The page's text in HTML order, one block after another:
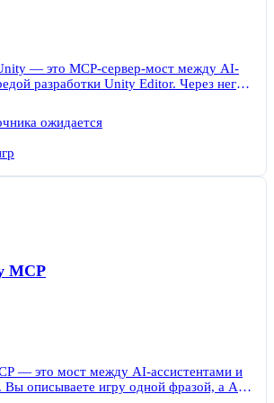
— это MCP-сервер-мост между AI-
разработки Unity Editor. Через него
напрямую взаимодействуют с вашим
времени. Исчезает необходимость
между окнами и повторять
— AI делает всё сам внутри вашего
чтобы AI создал сцену, сгенерировал
UI и логику игры. Всего в сервере 91
ожидается
MCP
— это мост между AI-ассистентами и
Вы описываете игру одной фразой, а AI-